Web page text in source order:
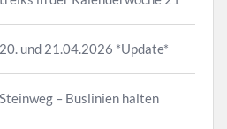
und 21.04.2026 *Update*
– Buslinien halten